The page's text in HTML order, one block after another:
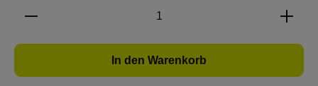
Produkt Anzahl: Gib den gewünschten
In den Warenkorb